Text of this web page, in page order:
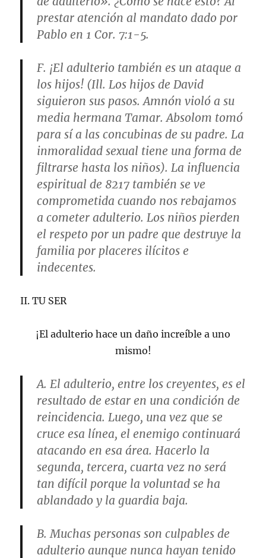
prestar atención al mandato dado por
Pablo en 1 Cor. 7:1-5.
F. ¡El adulterio también es un ataque a
los hijos! (Ill. Los hijos de David
siguieron sus pasos. Amnón violó a su
media hermana Tamar. Absolom tomó
para sí a las concubinas de su padre. La
inmoralidad sexual tiene una forma de
filtrarse hasta los niños). La influencia
espiritual de 8217 también se ve
comprometida cuando nos rebajamos
a cometer adulterio. Los niños pierden
el respeto por un padre que destruye la
familia por placeres ilícitos e
indecentes.
II. TU SER
¡El adulterio hace un daño increíble a uno
mismo!
A. El adulterio, entre los creyentes, es el
resultado de estar en una condición de
reincidencia. Luego, una vez que se
cruce esa línea, el enemigo continuará
atacando en esa área. Hacerlo la
segunda, tercera, cuarta vez no será
tan difícil porque la voluntad se ha
ablandado y la guardia baja.
B. Muchas personas son culpables de
adulterio aunque nunca hayan tenido